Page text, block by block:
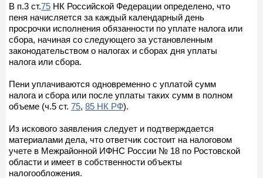
В п.3 ст.75 НК Российской Федерации определено, что
пеня начисляется за каждый календарный день
просрочки исполнения обязанности по уплате налога или
сбора, начиная со следующего за установленным
законодательством о налогах и сборах дня уплаты
налога или сбора.
Пени уплачиваются одновременно с уплатой сумм
налога и сбора или после уплаты таких сумм в полном
объеме (ч.5 ст. 75, 85 НК РФ).
Из искового заявления следует и подтверждается
материалами дела, что ответчик состоит на налоговом
учете в Межрайонной ИФНС России № 18 по Ростовской
области и имеет в собственности объекты
налогообложения.